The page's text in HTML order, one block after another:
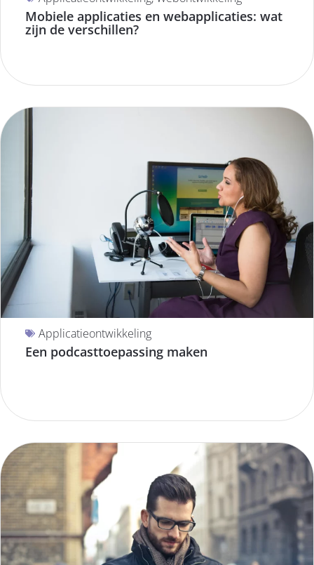
Mobiele applicaties en webapplicaties: wat
zijn de verschillen?
Applicatieontwikkeling
Een podcasttoepassing maken